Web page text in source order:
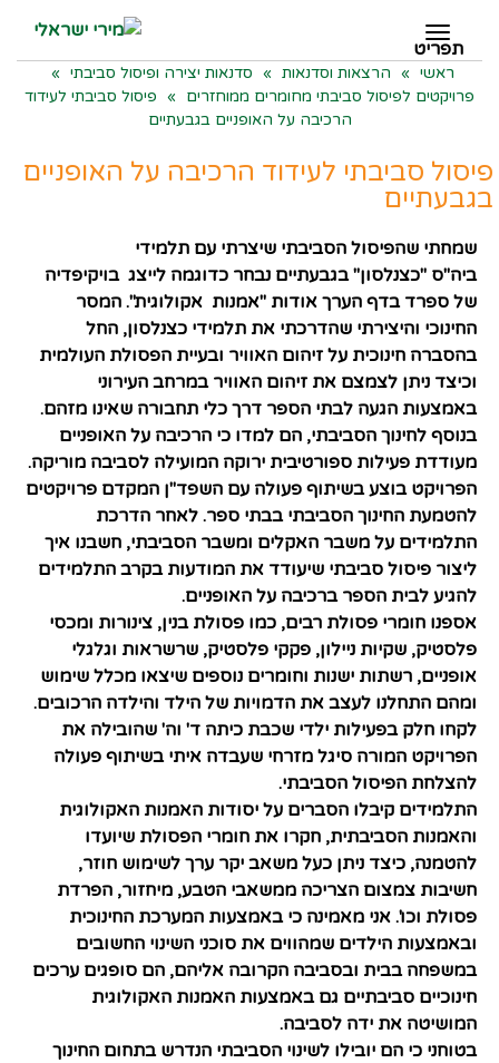
תפריט
תפריט
ראשי » הרצאות וסדנאות » סדנאות יצירה ופיסול סביבתי »
פרויקטים לפיסול סביבתי מחומרים ממוחזרים
» פיסול סביבתי לעידוד
הרכיבה על האופניים בגבעתיים
פיסול סביבתי לעידוד הרכיבה על האופניים
בגבעתיים
שמחתי שהפיסול הסביבתי שיצרתי עם תלמידי
ביה"ס "כצנלסון" בגבעתיים נבחר כדוגמה לייצג בויקיפדיה
של ספרד בדף הערך אודות "אמנות אקולוגית". המסר
החינוכי והיצירתי שהדרכתי את תלמידי כצנלסון, החל
בהסברה חינוכית על זיהום האוויר ובעיית הפסולת העולמית
וכיצד ניתן לצמצם את זיהום האוויר במרחב העירוני
באמצעות הגעה לבתי הספר דרך כלי תחבורה שאינו מזהם.
בנוסף לחינוך הסביבתי, הם למדו כי הרכיבה על האופניים
מעודדת פעילות ספורטיבית ירוקה המועילה לסביבה מוריקה.
הפרויקט בוצע בשיתוף פעולה עם השפד"ן המקדם פרויקטים
להטמעת החינוך הסביבתי בבתי ספר. לאחר הדרכת
התלמידים על משבר האקלים ומשבר הסביבתי, חשבנו איך
ליצור פיסול סביבתי שיעודד את המודעות בקרב התלמידים
להגיע לבית הספר ברכיבה על האופניים.
אספנו חומרי פסולת רבים, כמו פסולת בנין, צינורות ומכסי
פלסטיק, שקיות ניילון, פקקי פלסטיק, שרשראות וגלגלי
אופניים, רשתות ישנות וחומרים נוספים שיצאו מכלל שימוש
ומהם התחלנו לעצב את הדמויות של הילד והילדה הרכובים.
לקחו חלק בפעילות ילדי שכבת כיתה ד' וה' שהובילה את
הפרויקט המורה סיגל מזרחי שעבדה איתי בשיתוף פעולה
להצלחת הפיסול הסביבתי.
התלמידים קיבלו הסברים על יסודות האמנות האקולוגית
והאמנות הסביבתית, חקרו את חומרי הפסולת שיועדו
להטמנה, כיצד ניתן כעל משאב יקר ערך לשימוש חוזר,
חשיבות צמצום הצריכה ממשאבי הטבע, מיחזור, הפרדת
פסולת וכו'. אני מאמינה כי באמצעות המערכת החינוכית
ובאמצעות הילדים שמהווים את סוכני השינוי החשובים
במשפחה בבית ובסביבה הקרובה אליהם, הם סופגים ערכים
חינוכיים סביבתיים גם באמצעות האמנות האקולוגית
המושיטה את ידה לסביבה.
בטוחני כי הם יובילו לשינוי הסביבתי הנדרש בתחום החינוך